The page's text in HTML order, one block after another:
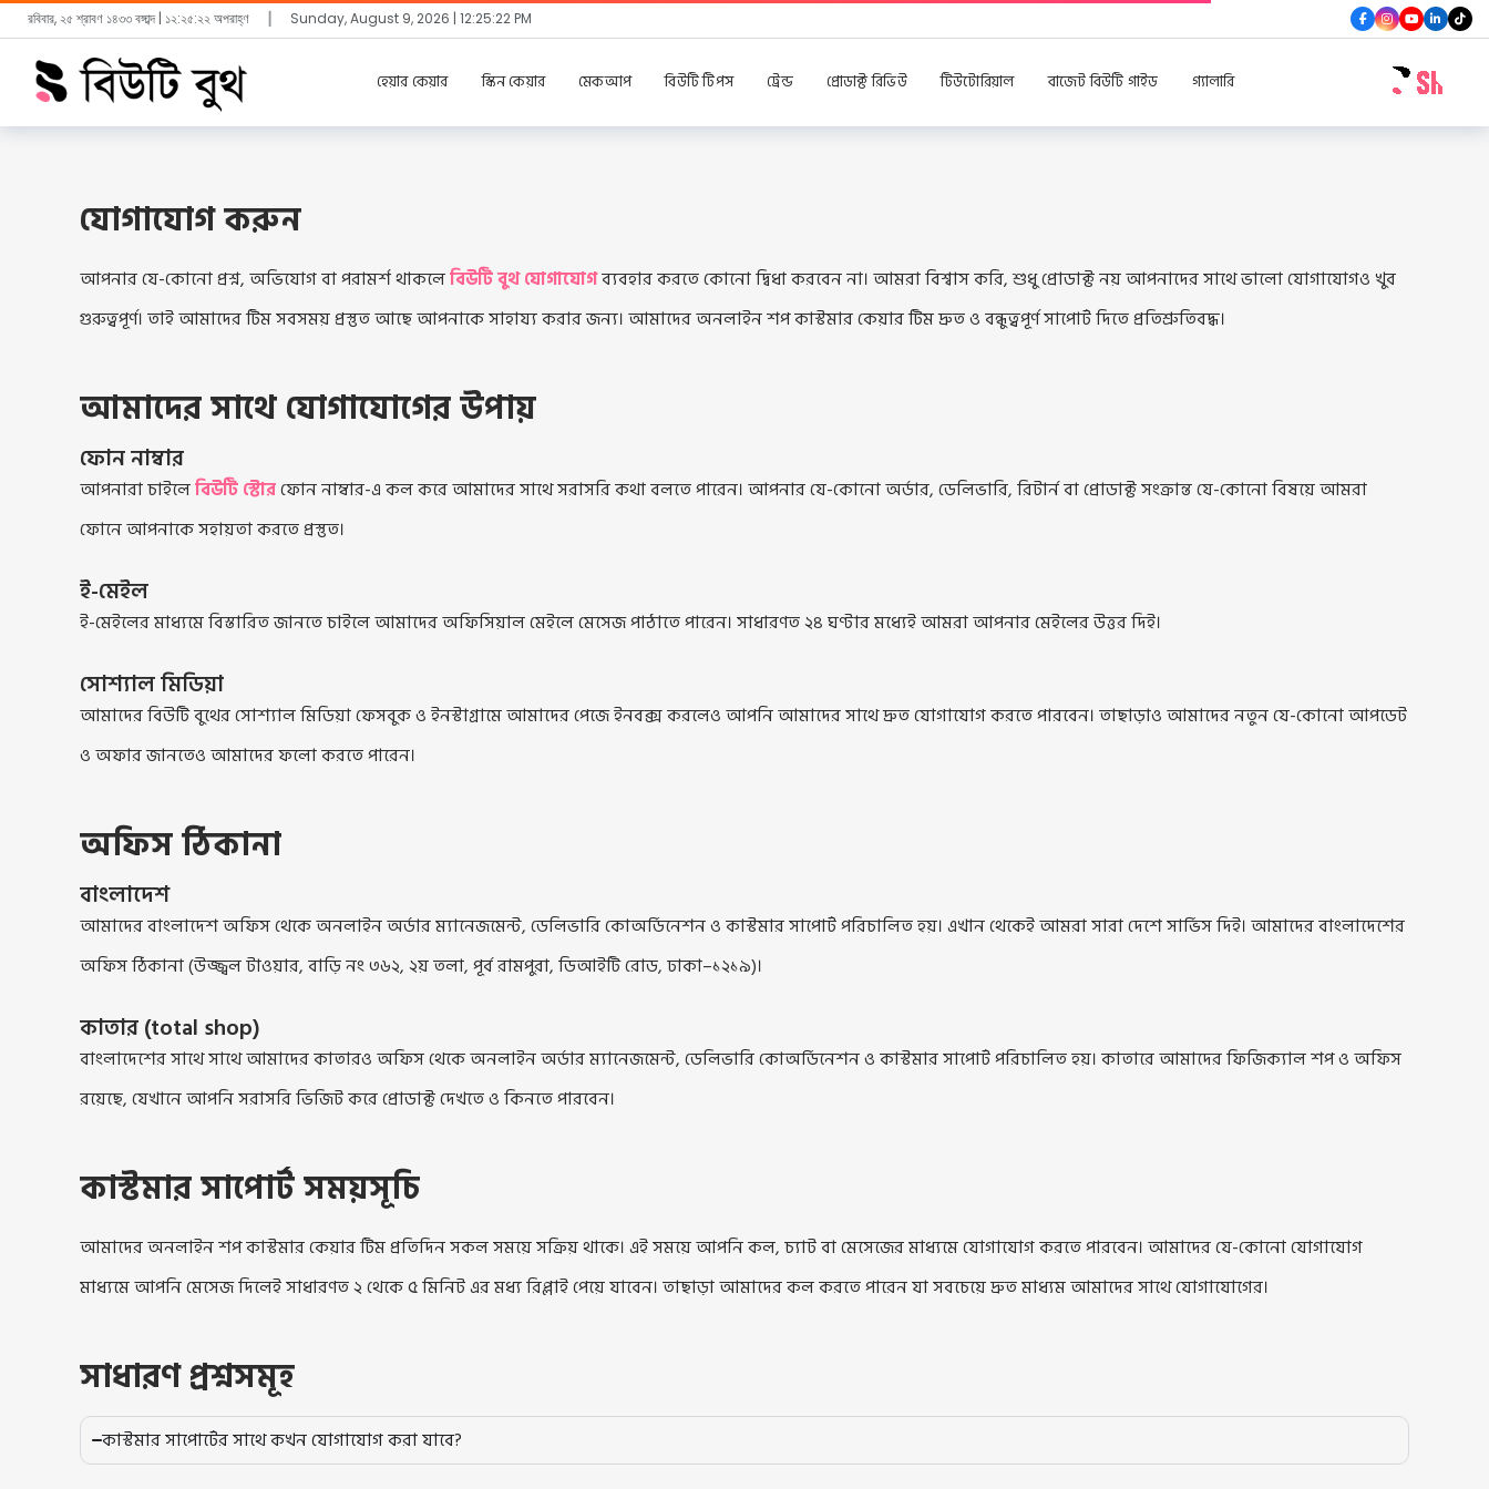
রবিবার, ২৫ শ্রাবণ ১৪৩৩ বঙ্গাব্দ | ১২:২৫:২২ অপরাহ্ণ Sunday, August 9, 2026 | 12:25:22 PM
হেয়ার কেয়ার স্কিন কেয়ার মেকআপ বিউটি টিপস ট্রেন্ড প্রোডাক্ট রিভিউ টিউটোরিয়াল বাজেট বিউটি গাইড গ্যালারি
যোগাযোগ করুন
আপনার যে-কোনো প্রশ্ন, অভিযোগ বা পরামর্শ থাকলেবিউটি বুথ যোগাযোগব্যবহার করতে কোনো দ্বিধা করবেন না। আমরা বিশ্বাস করি, শুধু প্রোডাক্ট নয় আপনাদের সাথে ভালো যোগাযোগও খুব
গুরুত্বপূর্ণ। তাই আমাদের টিম সবসময় প্রস্তুত আছে আপনাকে সাহায্য করার জন্য। আমাদের অনলাইন শপ কাস্টমার কেয়ার টিম দ্রুত ও বন্ধুত্বপূর্ণ সাপোর্ট দিতে প্রতিশ্রুতিবদ্ধ।
আমাদের সাথে যোগাযোগের উপায়
ফোন নাম্বার
আপনারা চাইলেবিউটি স্টোরফোন নাম্বার-এ কল করে আমাদের সাথে সরাসরি কথা বলতে পারেন। আপনার যে-কোনো অর্ডার, ডেলিভারি, রিটার্ন বা প্রোডাক্ট সংক্রান্ত যে-কোনো বিষয়ে আমরা
ফোনে আপনাকে সহায়তা করতে প্রস্তুত।
ই-মেইল
ই-মেইলের মাধ্যমে বিস্তারিত জানতে চাইলে আমাদের অফিসিয়াল মেইলে মেসেজ পাঠাতে পারেন। সাধারণত ২৪ ঘণ্টার মধ্যেই আমরা আপনার মেইলের উত্তর দিই।
সোশ্যাল মিডিয়া
আমাদের বিউটি বুথের সোশ্যাল মিডিয়া ফেসবুক ও ইনস্টাগ্রামে আমাদের পেজে ইনবক্স করলেও আপনি আমাদের সাথে দ্রুত যোগাযোগ করতে পারবেন। তাছাড়াও আমাদের নতুন যে-কোনো আপডেট
ও অফার জানতেও আমাদের ফলো করতে পারেন।
অফিস ঠিকানা
বাংলাদেশ
আমাদের বাংলাদেশ অফিস থেকে অনলাইন অর্ডার ম্যানেজমেন্ট, ডেলিভারি কোঅর্ডিনেশন ও কাস্টমার সাপোর্ট পরিচালিত হয়। এখান থেকেই আমরা সারা দেশে সার্ভিস দিই। আমাদের বাংলাদেশের
অফিস ঠিকানা (উজ্জ্বল টাওয়ার, বাড়ি নং ৩৬২, ২য় তলা, পূর্ব রামপুরা, ডিআইটি রোড, ঢাকা–১২১৯)।
কাতার (total shop)
বাংলাদেশের সাথে সাথে আমাদের কাতারও অফিস থেকে অনলাইন অর্ডার ম্যানেজমেন্ট, ডেলিভারি কোঅর্ডিনেশন ও কাস্টমার সাপোর্ট পরিচালিত হয়। কাতারে আমাদের ফিজিক্যাল শপ ও অফিস
রয়েছে, যেখানে আপনি সরাসরি ভিজিট করে প্রোডাক্ট দেখতে ও কিনতে পারবেন।
কাস্টমার সাপোর্ট সময়সূচি
আমাদের অনলাইন শপ কাস্টমার কেয়ার টিম প্রতিদিন সকল সময়ে সক্রিয় থাকে। এই সময়ে আপনি কল, চ্যাট বা মেসেজের মাধ্যমে যোগাযোগ করতে পারবেন। আমাদের যে-কোনো যোগাযোগ
মাধ্যমে আপনি মেসেজ দিলেই সাধারণত ২ থেকে ৫ মিনিট এর মধ্য রিপ্লাই পেয়ে যাবেন। তাছাড়া আমাদের কল করতে পারেন যা সবচেয়ে দ্রুত মাধ্যম আমাদের সাথে যোগাযোগের।
সাধারণ প্রশ্নসমূহ
কাস্টমার সাপোর্টের সাথে কখন যোগাযোগ করা যাবে?